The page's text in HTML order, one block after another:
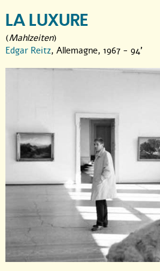
LA LUXURE
(Mahlzeiten)
Edgar Reitz, Allemagne, 1967 - 94'